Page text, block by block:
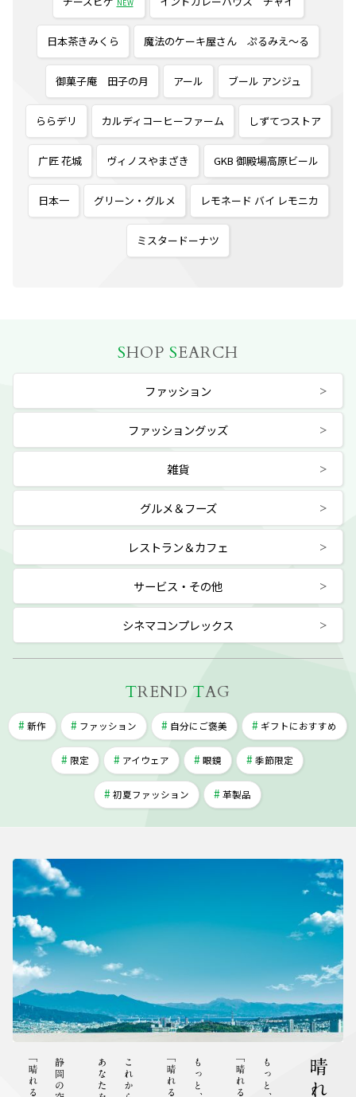
NEW
日本茶きみくら 魔法のケーキ屋さん ぷるみえ〜る
御菓子庵 田子の月 アール ブール アンジュ
ららデリ カルディコーヒーファーム しずてつストア
广匠 花城 ヴィノスやまざき GKB 御殿場高原ビール
日本一 グリーン・グルメ レモネード バイ レモニカ
ミスタードーナツ
SHOP SEARCH
ファッション
ファッショングッズ
雑貨
グルメ＆フーズ
レストラン＆カフェ
サービス・その他
シネマコンプレックス
TREND TAG
新作 ファッション 自分にご褒美 ギフトにおすすめ
限定 アイウェア 眼鏡 季節限定
初夏ファッション 革製品